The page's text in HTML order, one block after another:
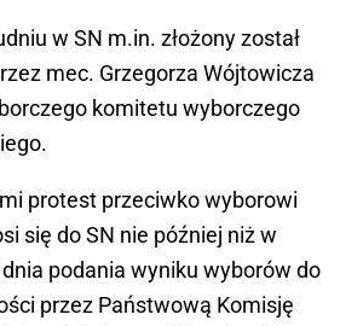
w SN m.in. złożony został
mec. Grzegorza Wójtowicza
komitetu wyborczego
protest przeciwko wyborowi
się do SN nie później niż w
podania wyniku wyborów do
przez Państwową Komisję